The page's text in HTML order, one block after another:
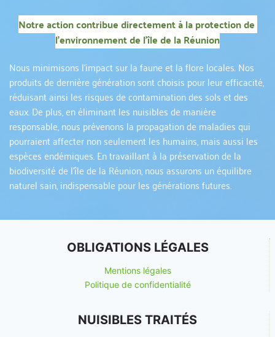
Notre action contribue directement à la protection de
l'environnement de l'île de la Réunion
Nous minimisons l'impact sur la faune et la flore locales. Nos
produits de dernière génération sont choisis pour leur efficacité,
réduisant ainsi les risques de contamination des sols et des
eaux. De plus, en éliminant les nuisibles de manière
responsable, nous prévenons la propagation de maladies qui
pourraient affecter non seulement les humains, mais aussi les
espèces endémiques. En travaillant à la préservation de la
biodiversité de l'île de la Réunion, nous assurons un équilibre
naturel sain, indispensable pour les générations futures.
OBLIGATIONS LÉGALES
Mentions légales
Politique de confidentialité
NUISIBLES TRAITÉS